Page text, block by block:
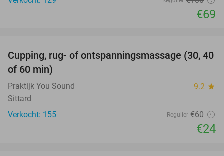
€69
60%
Cupping, rug- of ontspanningsmassage (30, 40
of 60 min)
Praktijk You Sound 9.2 star
Sittard
Verkocht: 155
Regulier €60
€24